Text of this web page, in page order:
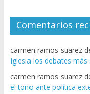
Comentarios
carmen ramos suarez
Iglesia los debates más
carmen ramos suarez
el tono ante política